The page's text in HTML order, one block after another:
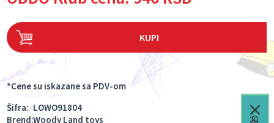
KUPI
*Cene su iskazane sa PDV-om
Šifra: LOWO91804
Brend:Woody Land toys